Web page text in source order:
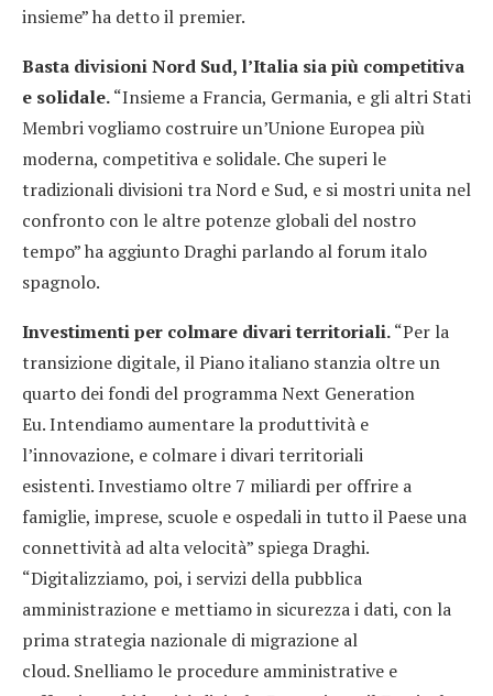
insieme” ha detto il premier.
Basta divisioni Nord Sud, l’Italia sia più competitiva
e solidale.“Insieme a Francia, Germania, e gli altri Stati
Membri vogliamo costruire un’Unione Europea più
moderna, competitiva e solidale. Che superi le
tradizionali divisioni tra Nord e Sud, e si mostri unita nel
confronto con le altre potenze globali del nostro
tempo” ha aggiunto Draghi parlando al forum italo
spagnolo.
Investimenti per colmare divari territoriali.“Per la
transizione digitale, il Piano italiano stanzia oltre un
quarto dei fondi del programma Next Generation
Eu. Intendiamo aumentare la produttività e
l’innovazione, e colmare i divari territoriali
esistenti. Investiamo oltre 7 miliardi per offrire a
famiglie, imprese, scuole e ospedali in tutto il Paese una
connettività ad alta velocità” spiega Draghi.
“Digitalizziamo, poi, i servizi della pubblica
amministrazione e mettiamo in sicurezza i dati, con la
prima strategia nazionale di migrazione al
cloud. Snelliamo le procedure amministrative e